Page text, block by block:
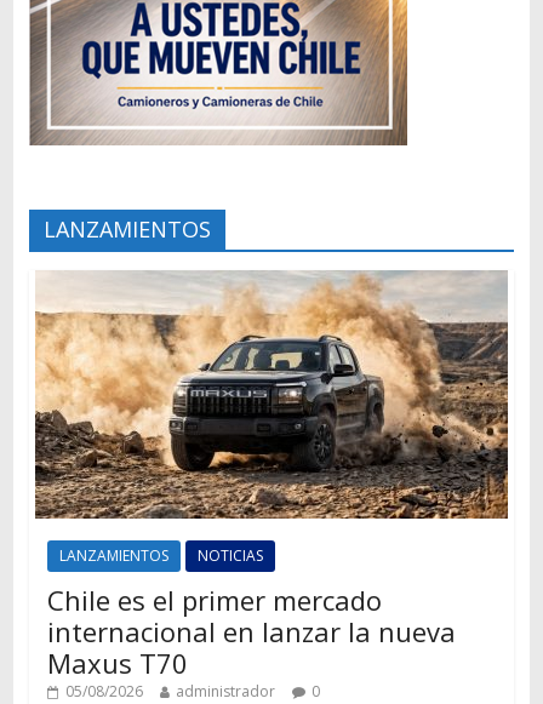
LANZAMIENTOS
LANZAMIENTOS NOTICIAS
Chile es el primer mercado
internacional en lanzar la nueva
Maxus T70
05/08/2026 administrador 0